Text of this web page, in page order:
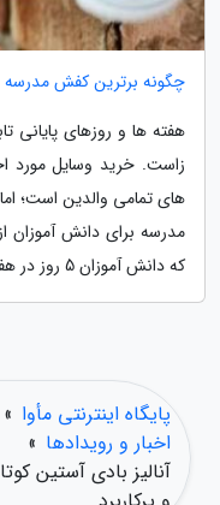
چگونه برترین کفش مدرسه
هفته ها و روزهای
زاست. خرید وسایل مورد
های تمامی والدین است؛
مدرسه برای دانش آموزان
که دانش آموزان 5 روز در هفته...
پایگاه اینترنتی مأوا »
اخبار و رویدادها »
آنالیز بادی آستین